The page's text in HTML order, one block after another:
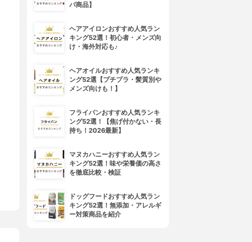
パ商品】
ヘアアイロンおすすめ人気ラン
キング52選！初心者・メンズ向
け・海外対応も♪
ヘアオイルおすすめ人気ランキ
ング52選【プチプラ・髪質別や
メンズ向けも！】
フライパンおすすめ人気ランキ
ング52選！【焦げ付かない・長
持ち！2026最新】
マヌカハニーおすすめ人気ラン
キング52選！味や栄養価の高さ
を徹底比較・検証
ドッグフードおすすめ人気ラン
キング52選！無添加・アレルギ
ー対策商品を紹介